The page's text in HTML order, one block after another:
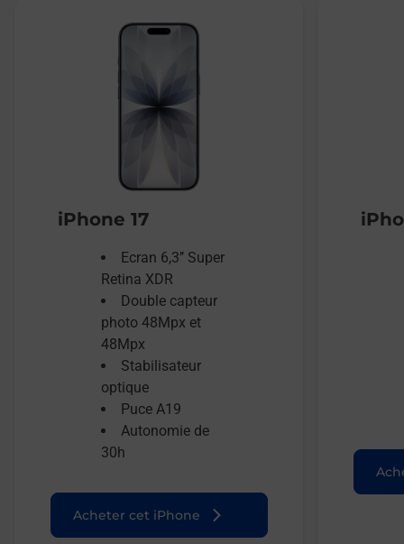
iPhone 17
Ecran 6,3’’ Super
Retina XDR
Double capteur
photo 48Mpx et
48Mpx
Stabilisateur
optique
Puce A19
Autonomie de
30h
Acheter cet iPhone